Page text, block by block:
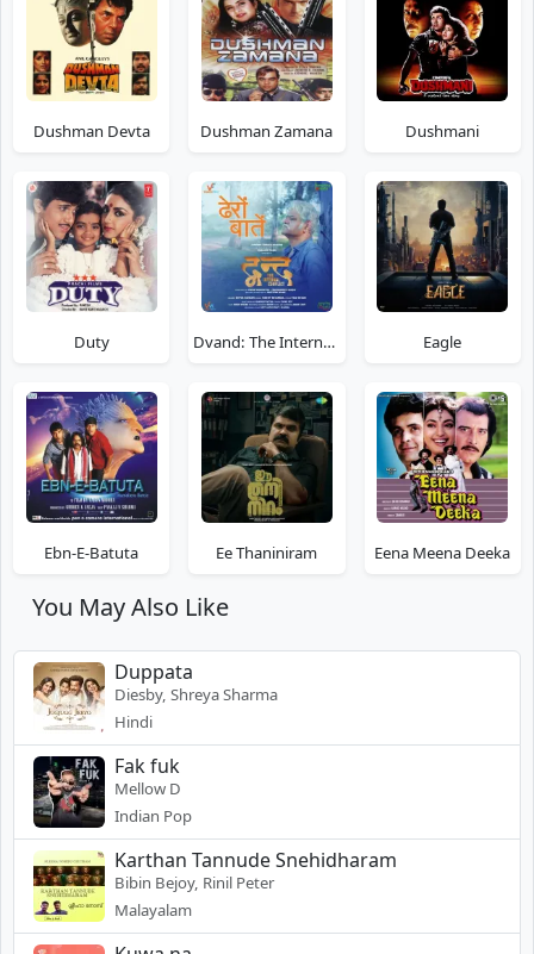
Dushman Devta Dushman Zamana Dushmani
Duty Dvand: The Internal Conflict Eagle
Ebn-E-Batuta Ee Thaniniram Eena Meena Deeka
You May Also Like
Duppata
Diesby, Shreya Sharma
Hindi
Fak fuk
Mellow D
Indian Pop
Karthan Tannude Snehidharam
Bibin Bejoy, Rinil Peter
Malayalam